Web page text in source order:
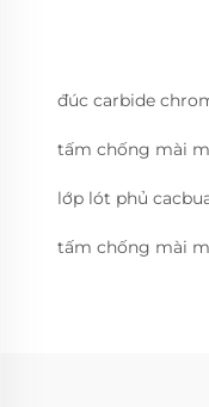
đúc carbide
tấm chống mài
lớp lót phủ
tấm chống mài